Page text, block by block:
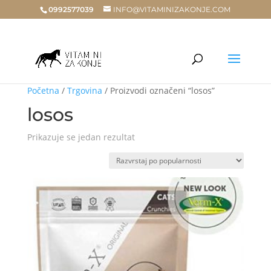
0992577039 INFO@VITAMINIZAKONJE.COM
Početna / Trgovina / Proizvodi označeni “losos”
losos
Prikazuje se jedan rezultat